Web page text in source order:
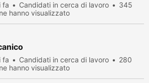
fa Candidati in cerca di lavoro
345
hanno visualizzato
fa Candidati in cerca di lavoro
280
hanno visualizzato